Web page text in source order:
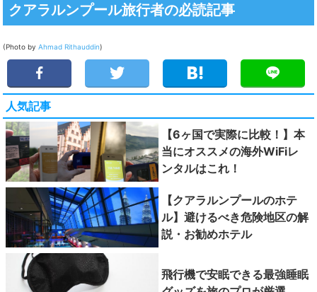
クアラルンプール旅行者の必読記事
(Photo by Ahmad Rithauddin)
人気記事
【6ヶ国で実際に比較！】本
当にオススメの海外WiFiレ
ンタルはこれ！
【クアラルンプールのホテ
ル】避けるべき危険地区の解
説・お勧めホテル
飛行機で安眠できる最強睡眠